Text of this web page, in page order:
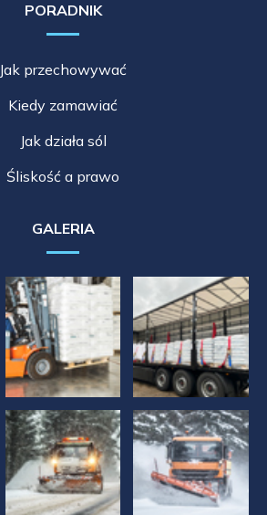
PORADNIK
Jak przechowywać
Kiedy zamawiać
Jak działa sól
Śliskość a prawo
GALERIA